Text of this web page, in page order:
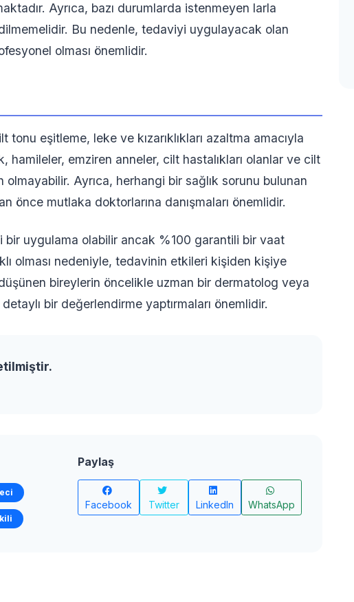
Ayrıca, bazı durumlarda istenmeyen larla
Bu nedenle, tedaviyi uygulayacak olan
olması önemlidir.
eşitleme, leke ve kızarıklıkları azaltma amacıyla
emziren anneler, cilt hastalıkları olanlar ve cilt
Ayrıca, herhangi bir sağlık sorunu bulunan
önce mutlaka doktorlarına danışmaları önemlidir.
uygulama olabilir ancak %100 garantili bir vaat
olması nedeniyle, tedavinin etkileri kişiden kişiye
bireylerin öncelikle uzman bir dermatolog veya
bir değerlendirme yaptırmaları önemlidir.
Paylaş
Facebook Twitter LinkedIn WhatsApp